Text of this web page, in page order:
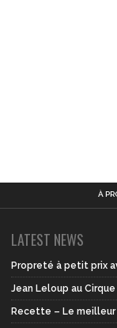
À
LATEST NEWS
Propreté à petit prix
Jean Leloup au
Recette – Le meilleur